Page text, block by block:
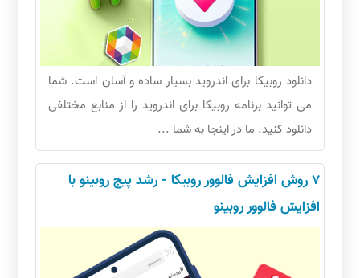
دانلود روبیکا برای اندروید بسیار ساده و آسان است. شما
می توانید برنامه روبیکا برای اندروید را از منابع مختلفی
دانلود کنید. ما در اینجا به شما ...
7 روش افزایش فالوور روبیکا - رشد پیج روبینو با
افزایش فالوور روبینو